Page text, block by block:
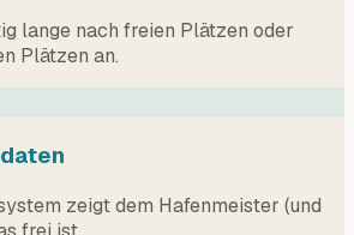
lange nach freien Plätzen oder
Plätzen an.
zeigt dem Hafenmeister (und
frei ist.